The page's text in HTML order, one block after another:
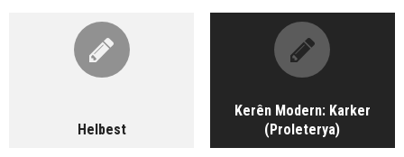
Helbest
Kerên Modern: Karker
(Proleterya)